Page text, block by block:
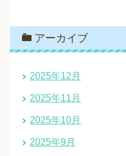
アーカイブ
2025年12月
2025年11月
2025年10月
2025年9月